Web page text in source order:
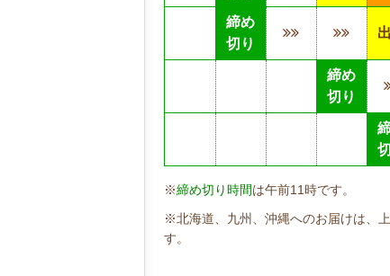
締め
切り
締め
切り
※締め切り時間は午前11時です。
※北海道、九州、沖縄へのお届けは、
す。